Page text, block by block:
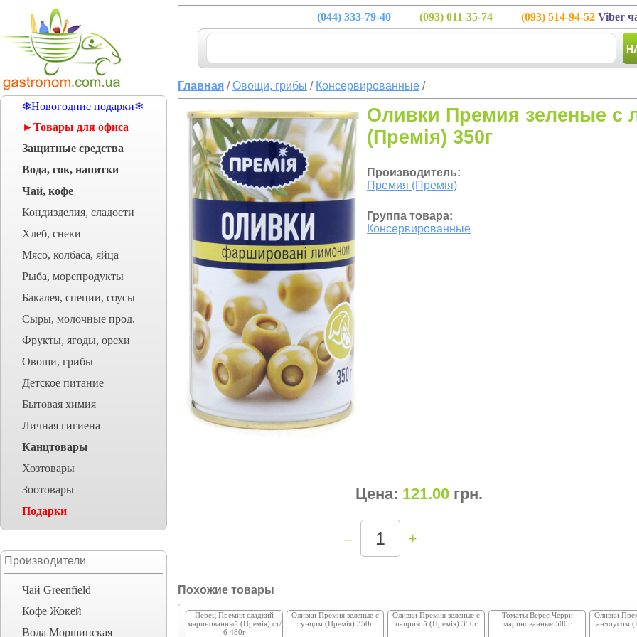
❄Новогодние подарки❄
►Товары для офиса
Защитные средства
Вода, сок, напитки
Чай, кофе
Кондизделия, сладости
Хлеб, снеки
Мясо, колбаса, яйца
Рыба, морепродукты
Бакалея, специи, соусы
Сыры, молочные прод.
Фрукты, ягоды, орехи
Овощи, грибы
Детское питание
Бытовая химия
Личная гигиена
Канцтовары
Хозтовары
Зоотовары
Подарки
Производители
Чай Greenfield
Кофе Жокей
Вода Моршинская
(044) 333-79-40 (093) 011-35-74 (093) 514-94-52 Viber
Главная /Овощи, грибы / Консервированные /
Оливки Премия зеленые с
(Премія) 350г
Производитель:
Премия (Премія)
Группа товара:
Консервированные
Цена: 121.00 грн.
– +
Похожие товары
Перец Премия сладкий
маринованный (Премія) ст/
б 480г
Оливки Премия зеленые с
тунцом (Премія) 350г
Оливки Премия зеленые с
паприкой (Премія) 350г
Томаты Верес Черри
маринованные 500г
Оливки
анчоусом